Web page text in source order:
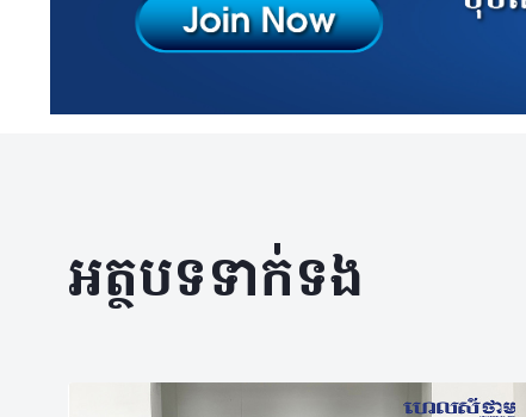
អត្ថបទទាក់ទង